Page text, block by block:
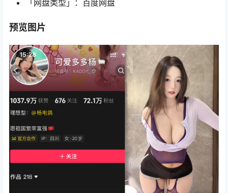
「网盘类型」：百度网盘
预览图片